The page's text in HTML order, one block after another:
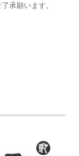
承願います。